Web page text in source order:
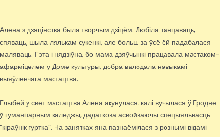
Алена з дзяцінства была творчым дзіцём. Любіла танцаваць,
спяваць, шыла лялькам сукенкі, але больш за ўсё ёй падабалася
маляваць. Гэта і нядзіўна, бо мама дзяўчынкі працавала мастаком-
афарміцелем у Доме культуры, добра валодала навыкамі
выяўленчага мастацтва.
Глыбей у свет мастацтва Алена акунулася, калі вучылася ў Гродне
ў гуманітарным каледжы, дадаткова асвойваючы спецыяльнасць
“кіраўнік гуртка”. На занятках яна пазнаёмілася з рознымі відамі